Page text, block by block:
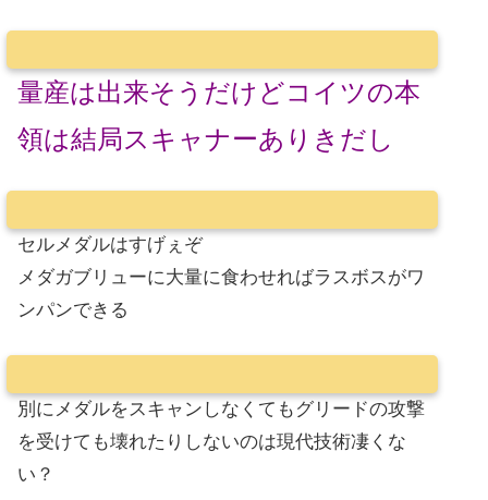
量産は出来そうだけどコイツの本
領は結局スキャナーありきだし
セルメダルはすげぇぞ
メダガブリューに大量に食わせればラスボスがワ
ンパンできる
別にメダルをスキャンしなくてもグリードの攻撃
を受けても壊れたりしないのは現代技術凄くな
い？